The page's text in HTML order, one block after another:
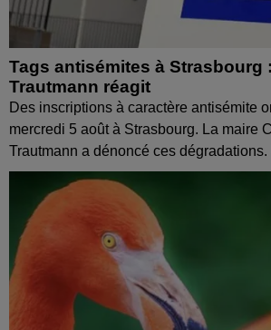
Tags antisémites à Strasbourg
Trautmann réagit
Des inscriptions à caractère antisémite
mercredi 5 août à Strasbourg. La maire
Trautmann a dénoncé ces dégradations.